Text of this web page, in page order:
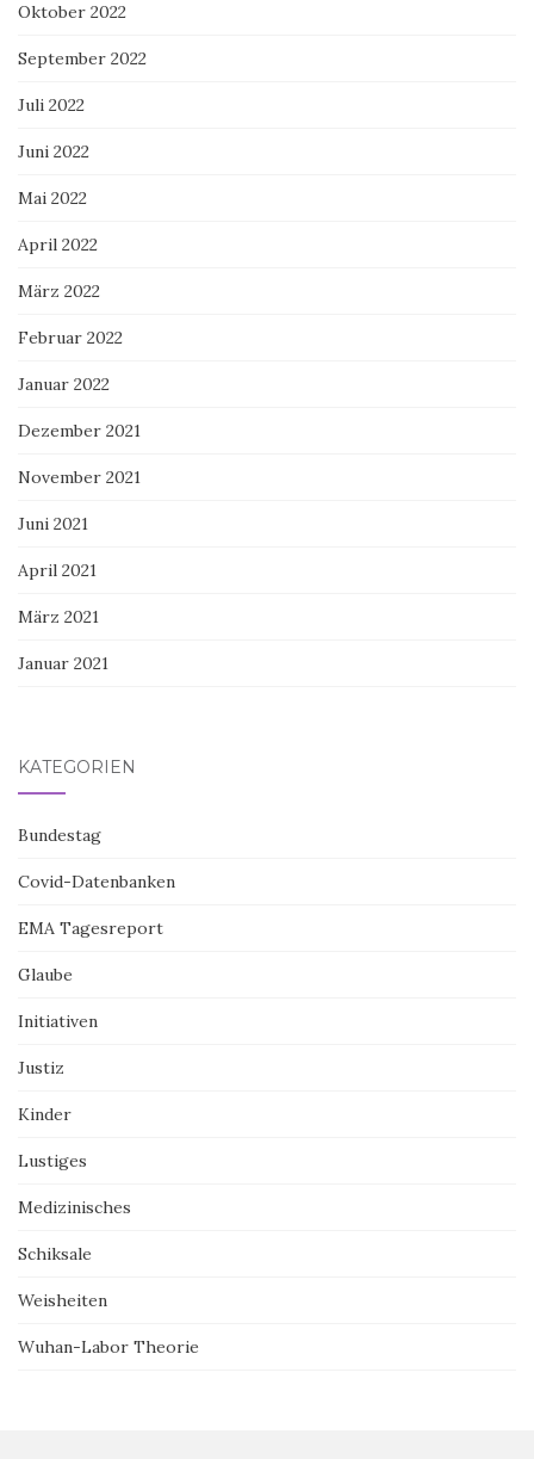
Oktober 2022
September 2022
Juli 2022
Juni 2022
Mai 2022
April 2022
März 2022
Februar 2022
Januar 2022
Dezember 2021
November 2021
Juni 2021
April 2021
März 2021
Januar 2021
KATEGORIEN
Bundestag
Covid-Datenbanken
EMA Tagesreport
Glaube
Initiativen
Justiz
Kinder
Lustiges
Medizinisches
Schiksale
Weisheiten
Wuhan-Labor Theorie